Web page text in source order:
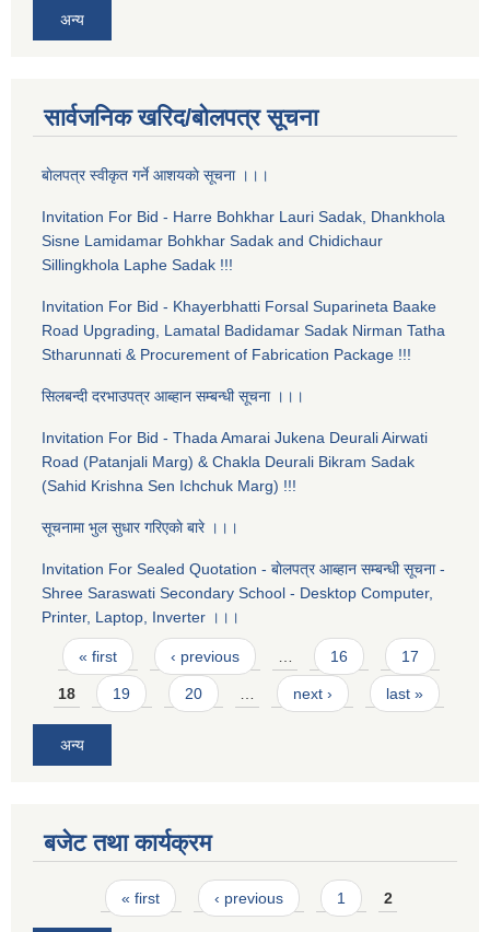
अन्य
सार्वजनिक खरिद/बोलपत्र सूचना
बाेलपत्र स्वीकृत गर्ने आशयकाे सूचना ।।।
Invitation For Bid - Harre Bohkhar Lauri Sadak, Dhankhola
Sisne Lamidamar Bohkhar Sadak and Chidichaur
Sillingkhola Laphe Sadak !!!
Invitation For Bid - Khayerbhatti Forsal Suparineta Baake
Road Upgrading, Lamatal Badidamar Sadak Nirman Tatha
Stharunnati & Procurement of Fabrication Package !!!
सिलबन्दी दरभाउपत्र आब्हान सम्बन्धी सूचना ।।।
Invitation For Bid - Thada Amarai Jukena Deurali Airwati
Road (Patanjali Marg) & Chakla Deurali Bikram Sadak
(Sahid Krishna Sen Ichchuk Marg) !!!
सूचनामा भुल सुधार गरिएकाे बारे ।।।
Invitation For Sealed Quotation - बाेलपत्र आब्हान सम्बन्धी सूचना -
Shree Saraswati Secondary School - Desktop Computer,
Printer, Laptop, Inverter ।।।
Pages
« first ‹ previous … 16 17
18 19 20 … next › last »
अन्य
बजेट तथा कार्यक्रम
Pages« first ‹ previous 1 2